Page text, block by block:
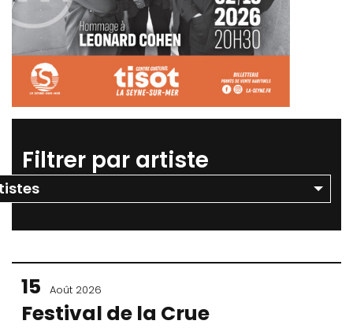
Filtrer par artiste
15 Août 2026
Festival de la Crue